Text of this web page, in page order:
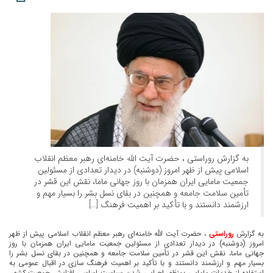
به گزارش روراستی ، حضرت آیت الله خامنه‌ای رهبر معظم انقلاب
اسلامی پیش از ظهر امروز (دوشنبه) در دیدار تعدادی از مسئولین
جمعیت مامایی ایران همزمان با روز جهانی ماما، نقش این قشر در
تأمین سلامت جامعه و همچنین در بقای نسل بشر را بسیار مهم و
ارزشمند دانستند و با تأکید بر اهمیت فرهنگ […]
به گزارش روراستی ، حضرت آیت الله خامنه‌ای رهبر معظم انقلاب اسلامی پیش از ظهر
امروز (دوشنبه) در دیدار تعدادی از مسئولین جمعیت مامایی ایران همزمان با روز
جهانی ماما، نقش این قشر در تأمین سلامت جامعه و همچنین در بقای نسل بشر را
بسیار مهم و ارزشمند دانستند و با تأکید بر اهمیت فرهنگ سازی در اقبال عمومی به